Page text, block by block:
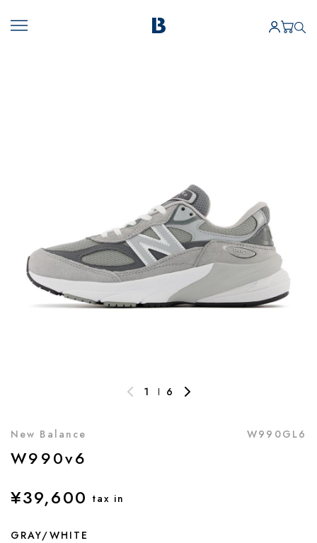
1 6
New Balance W990GL6
W990v6
¥39,600 tax in
GRAY/WHITE